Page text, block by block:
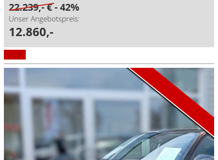
22.239,- €- 42%
Unser Angebotspreis:
12.860,-
Aktionsmodell
A1 Aktion